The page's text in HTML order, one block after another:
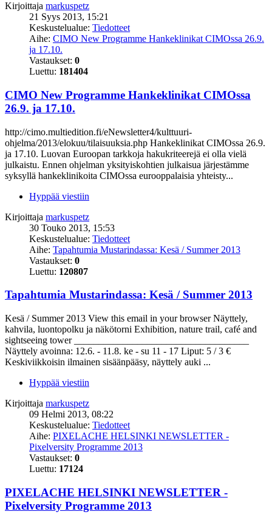
Kirjoittaja markuspetz
21 Syys 2013, 15:21
Keskustelualue: Tiedotteet
Aihe: CIMO New Programme Hankeklinikat CIMOssa 26.9.
ja 17.10.
Vastaukset: 0
Luettu: 181404
CIMO New Programme Hankeklinikat CIMOssa
26.9. ja 17.10.
http://cimo.multiedition.fi/eNewsletter4/kulttuuri-
ohjelma/2013/elokuu/tilaisuuksia.php Hankeklinikat CIMOssa 26.9.
ja 17.10. Luovan Euroopan tarkkoja hakukriteerejä ei olla vielä
julkaistu. Ennen ohjelman yksityiskohtien julkaisua järjestämme
syksyllä hankeklinikoita CIMOssa eurooppalaisia yhteisty...
Hyppää viestiin
Kirjoittaja markuspetz
30 Touko 2013, 15:53
Keskustelualue: Tiedotteet
Aihe: Tapahtumia Mustarindassa: Kesä / Summer 2013
Vastaukset: 0
Luettu: 120807
Tapahtumia Mustarindassa: Kesä / Summer 2013
Kesä / Summer 2013 View this email in your browser Näyttely,
kahvila, luontopolku ja näkötorni Exhibition, nature trail, café and
sightseeing tower ____________________________________
Näyttely avoinna: 12.6. - 11.8. ke - su 11 - 17 Liput: 5 / 3 €
Keskiviikkoisin ilmainen sisäänpääsy, näyttely auki ...
Hyppää viestiin
Kirjoittaja markuspetz
09 Helmi 2013, 08:22
Keskustelualue: Tiedotteet
Aihe: PIXELACHE HELSINKI NEWSLETTER -
Pixelversity Programme 2013
Vastaukset: 0
Luettu: 17124
PIXELACHE HELSINKI NEWSLETTER -
Pixelversity Programme 2013